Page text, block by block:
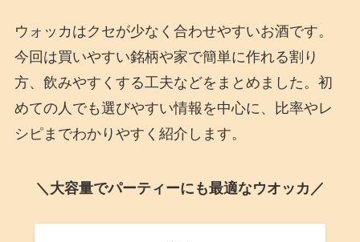
ウォッカはクセが少なく合わせやすいお酒です。
今回は買いやすい銘柄や家で簡単に作れる割り
方、飲みやすくする工夫などをまとめました。初
めての人でも選びやすい情報を中心に、比率やレ
シピまでわかりやすく紹介します。
＼大容量でパーティーにも最適なウオッカ／